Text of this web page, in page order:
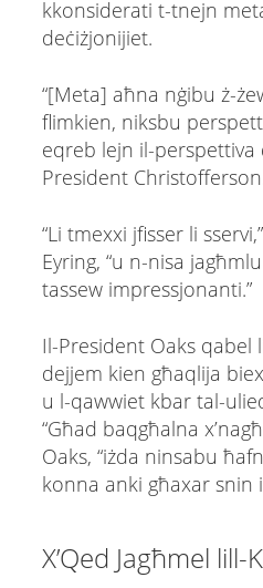
kkonsiderati t-tnejn
deċiżjonijiet.
“[Meta] aħna nġibu ż-
flimkien, niksbu
eqreb lejn il-perspettiva
President
“Li tmexxi jfisser li
Eyring, “u n-nisa
tassew impressjonanti.”
Il-President Oaks qabel
dejjem kien għaqlija
u l-qawwiet kbar tal-
“Għad baqgħalna
Oaks, “iżda ninsabu
konna anki għaxar snin
X’Qed Jagħmel